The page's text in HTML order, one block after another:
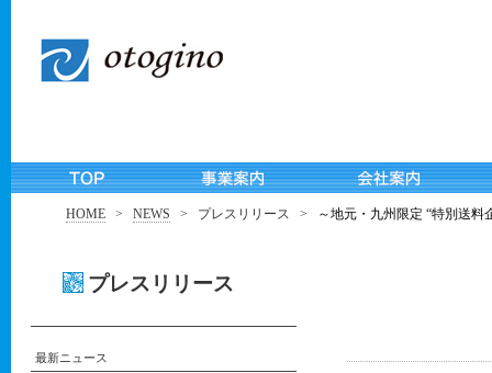
HOME > NEWS > プレスリリース > ～地元・九州限定 “特別送
プレスリリース
最新ニュース